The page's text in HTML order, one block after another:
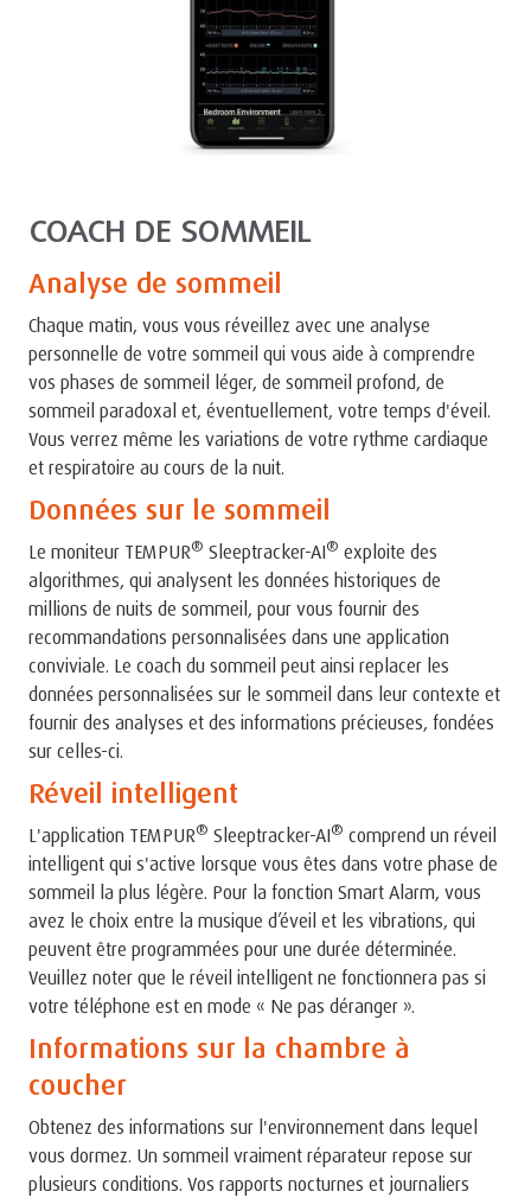
COACH DE SOMMEIL
Analyse de sommeil
Chaque matin, vous vous réveillez avec une analyse
personnelle de votre sommeil qui vous aide à comprendre
vos phases de sommeil léger, de sommeil profond, de
sommeil paradoxal et, éventuellement, votre temps d'éveil.
Vous verrez même les variations de votre rythme cardiaque
et respiratoire au cours de la nuit.
Données sur le sommeil
Le moniteur TEMPUR® Sleeptracker-AI® exploite des
algorithmes, qui analysent les données historiques de
millions de nuits de sommeil, pour vous fournir des
recommandations personnalisées dans une application
conviviale. Le coach du sommeil peut ainsi replacer les
données personnalisées sur le sommeil dans leur contexte et
fournir des analyses et des informations précieuses, fondées
sur celles-ci.
Réveil intelligent
L'application TEMPUR® Sleeptracker-AI® comprend un réveil
intelligent qui s'active lorsque vous êtes dans votre phase de
sommeil la plus légère. Pour la fonction Smart Alarm, vous
avez le choix entre la musique d’éveil et les vibrations, qui
peuvent être programmées pour une durée déterminée.
Veuillez noter que le réveil intelligent ne fonctionnera pas si
votre téléphone est en mode « Ne pas déranger ».
Informations sur la chambre à
coucher
Obtenez des informations sur l'environnement dans lequel
vous dormez. Un sommeil vraiment réparateur repose sur
plusieurs conditions. Vos rapports nocturnes et journaliers